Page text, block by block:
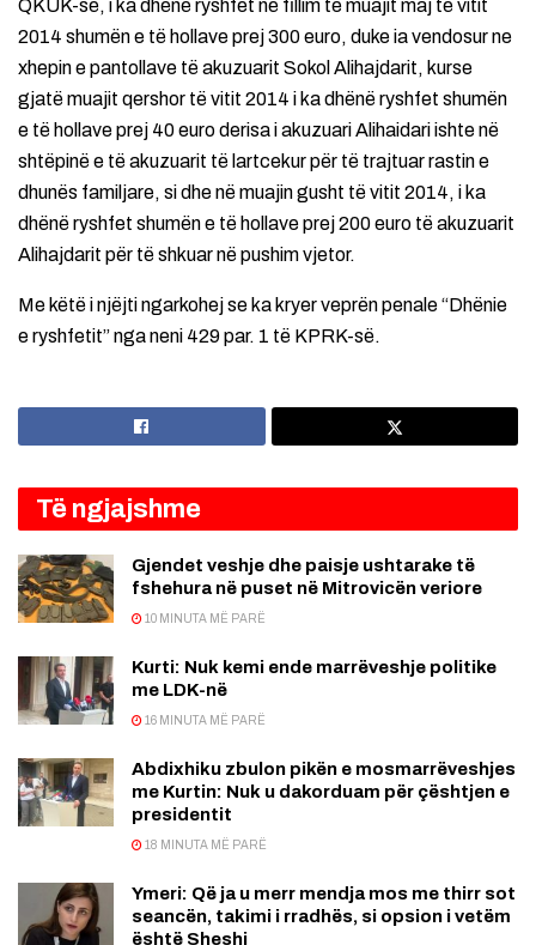
QKUK-së, i ka dhënë ryshfet në fillim te muajit maj të vitit
2014 shumën e të hollave prej 300 euro, duke ia vendosur ne
xhepin e pantollave të akuzuarit Sokol Alihajdarit, kurse
gjatë muajit qershor të vitit 2014 i ka dhënë ryshfet shumën
e të hollave prej 40 euro derisa i akuzuari Alihaidari ishte në
shtëpinë e të akuzuarit të lartcekur për të trajtuar rastin e
dhunës familjare, si dhe në muajin gusht të vitit 2014, i ka
dhënë ryshfet shumën e të hollave prej 200 euro të akuzuarit
Alihajdarit për të shkuar në pushim vjetor.
Me këtë i njëjti ngarkohej se ka kryer veprën penale “Dhënie
e ryshfetit” nga neni 429 par. 1 të KPRK-së.
Të ngjajshme
Gjendet veshje dhe paisje ushtarake të
fshehura në puset në Mitrovicën veriore
10 MINUTA MË PARË
Kurti: Nuk kemi ende marrëveshje politike
me LDK-në
16 MINUTA MË PARË
Abdixhiku zbulon pikën e mosmarrëveshjes
me Kurtin: Nuk u dakorduam për çështjen e
presidentit
18 MINUTA MË PARË
Ymeri: Që ja u merr mendja mos me thirr sot
seancën, takimi i rradhës, si opsion i vetëm
është Sheshi